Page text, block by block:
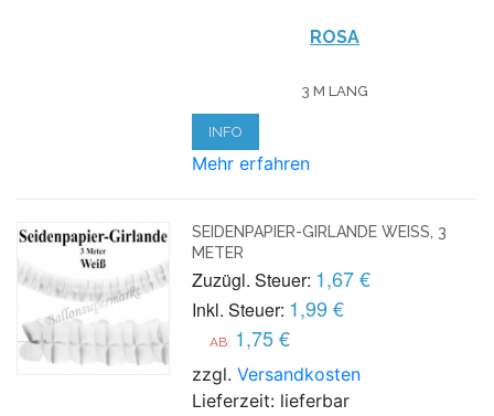
ROSA
3 M LANG
INFO
Mehr erfahren
SEIDENPAPIER-GIRLANDE WEISS, 3 M
ETER
Zuzügl. Steuer: 1,67 €
Inkl. Steuer: 1,99 €
AB: 1,75 €
zzgl.Versandkosten
Lieferzeit: lieferbar